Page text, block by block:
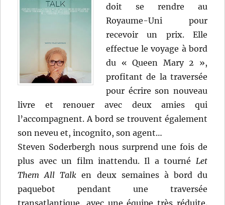
doit se rendre au
Royaume-Uni pour
recevoir un prix. Elle
effectue le voyage à bord
du « Queen Mary 2 »,
profitant de la traversée
pour écrire son nouveau
livre et renouer avec deux amies qui
l’accompagnent. A bord se trouvent également
son neveu et, incognito, son agent…
Steven Soderbergh nous surprend une fois de
plus avec un film inattendu. Il a tourné Let
Them All Talk en deux semaines à bord du
paquebot pendant une traversée
transatlantique, avec une équipe très réduite.